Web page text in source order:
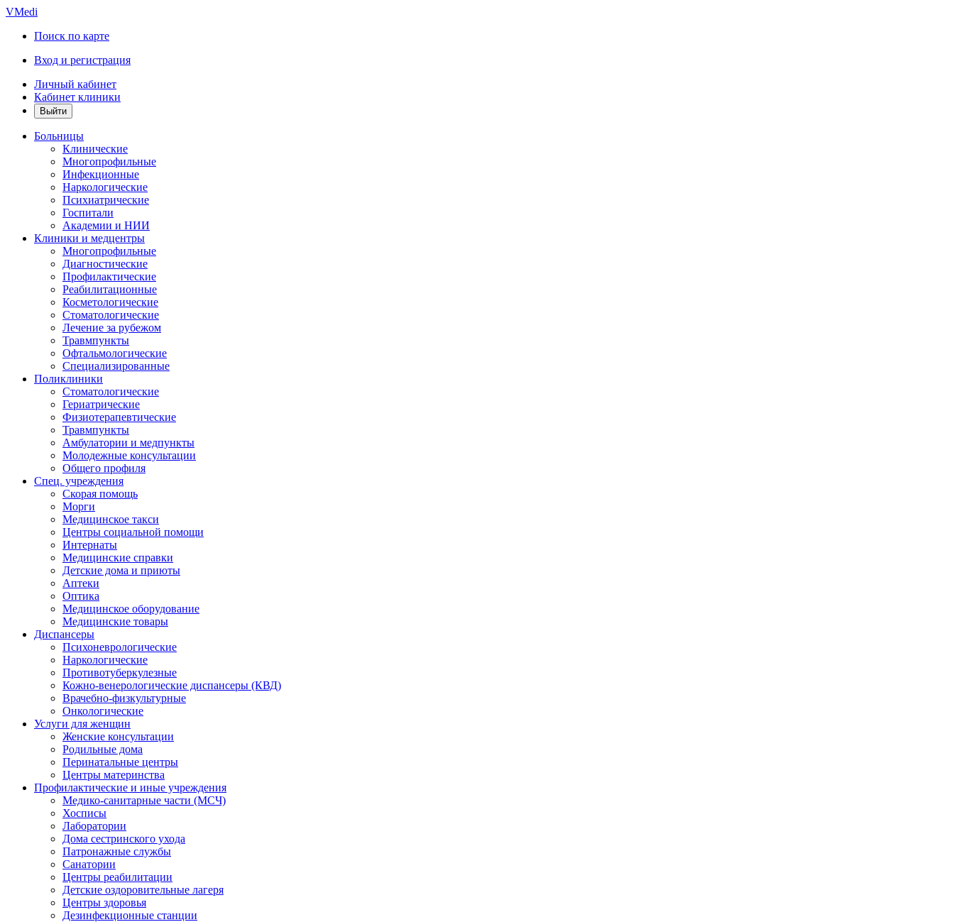
VMedi
Поиск по карте
Вход и регистрация
Личный кабинет
Кабинет клиники
Больницы
Клинические
Многопрофильные
Инфекционные
Наркологические
Психиатрические
Госпитали
Академии и НИИ
Клиники и медцентры
Многопрофильные
Диагностические
Профилактические
Реабилитационные
Косметологические
Стоматологические
Лечение за рубежом
Травмпункты
Офтальмологические
Специализированные
Поликлиники
Стоматологические
Гериатрические
Физиотерапевтические
Травмпункты
Амбулатории и медпункты
Молодежные консультации
Общего профиля
Спец. учреждения
Скорая помощь
Морги
Медицинское такси
Центры социальной помощи
Интернаты
Медицинские справки
Детские дома и приюты
Аптеки
Оптика
Медицинское оборудование
Медицинские товары
Диспансеры
Психоневрологические
Наркологические
Противотуберкулезные
Кожно-венерологические диспансеры (КВД)
Врачебно-физкультурные
Онкологические
Услуги для женщин
Женские консультации
Родильные дома
Перинатальные центры
Центры материнства
Профилактические и иные учреждения
Медико-санитарные части (МСЧ)
Хосписы
Лаборатории
Дома сестринского ухода
Патронажные службы
Санатории
Центры реабилитации
Детские оздоровительные лагеря
Центры здоровья
Дезинфекционные станции